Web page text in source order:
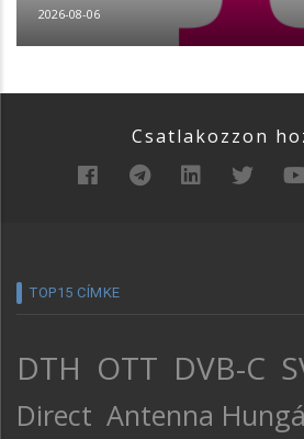
2026-08-06
Csatlakozzon
TOP15 CÍMKE
DTH OTT DVB-C
Direct Antenna